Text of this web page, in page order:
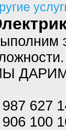
627
100